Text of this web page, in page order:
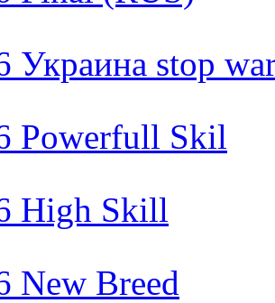
Украина stop
Powerfull Skil
High Skill
New Breed